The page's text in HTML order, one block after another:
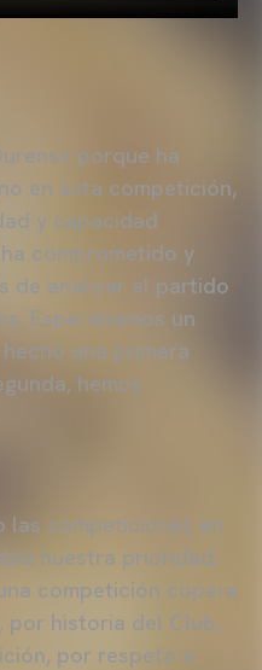
porque ha
en esta competición,
y capacidad
comprometido y
de analizar el partido
Esperábamos un
una primera
hemos
las competiciones en
nuestra prioridad,
competición copera
por historia del Club,
por respeto a